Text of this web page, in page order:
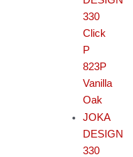
330
Click
P
823P
Vanilla
Oak
JOKA
DESIGN
330